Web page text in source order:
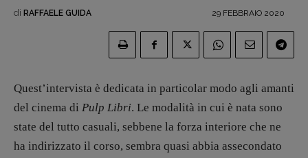
di RAFFAELE GUIDA 29 FEBBRAIO 2020
Quest’intervista è dedicata in particolar modo agli amanti
del cinema di Pulp Libri. Le modalità in cui è nata sono
state del tutto casuali, sebbene la forza interiore che ne
ha indirizzato il corso, sembra quasi abbia assecondato